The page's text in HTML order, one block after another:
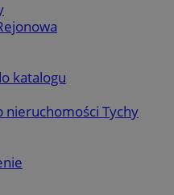
katalogu
nieruchomości Tychy